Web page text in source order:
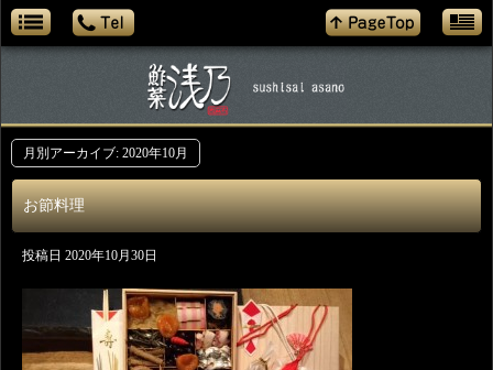
月別アーカイブ: 2020年10月
お節料理
投稿日 2020年10月30日